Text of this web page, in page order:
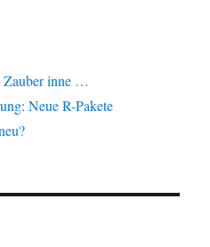
Zauber inne …
Neue R-Pakete